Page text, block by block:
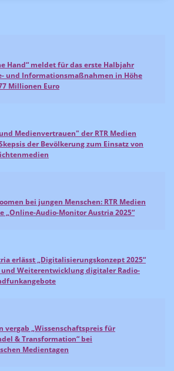
Hand“ meldet für das erste Halbjahr
und Informationsmaßnahmen in Höhe
Millionen Euro
Medienvertrauen" der RTR Medien
der Bevölkerung zum Einsatz von
bei jungen Menschen: RTR Medien
„Online-Audio-Monitor Austria 2025“
erlässt „Digitalisierungskonzept 2025“
Weiterentwicklung digitaler Radio-
vergab „Wissenschaftspreis für
& Transformation“ bei
Medientagen